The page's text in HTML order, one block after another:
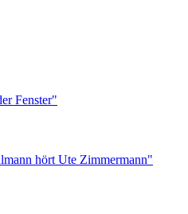
Fenster"
hört Ute Zimmermann"